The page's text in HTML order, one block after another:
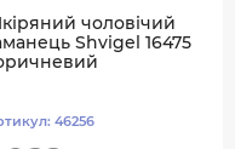
чоловічий
Shvigel 16475
46256